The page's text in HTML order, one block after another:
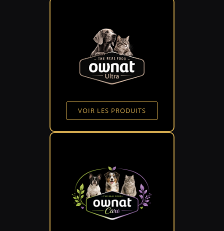
VOIR LES PRODUITS